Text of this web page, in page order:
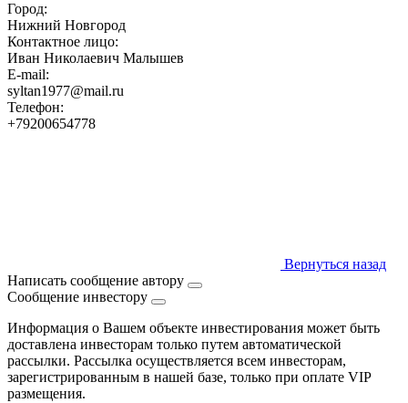
Город:
Нижний Новгород
Контактное лицо:
Иван Николаевич Малышев
E-mail:
syltan1977@mail.ru
Телефон:
+79200654778
Вернуться назад
Написать сообщение автору
Сообщение инвестору
Информация о Вашем объекте инвестирования может быть
доставлена инвесторам только путем автоматической
рассылки. Рассылка осуществляется всем инвесторам,
зарегистрированным в нашей базе, только при оплате VIP
размещения.